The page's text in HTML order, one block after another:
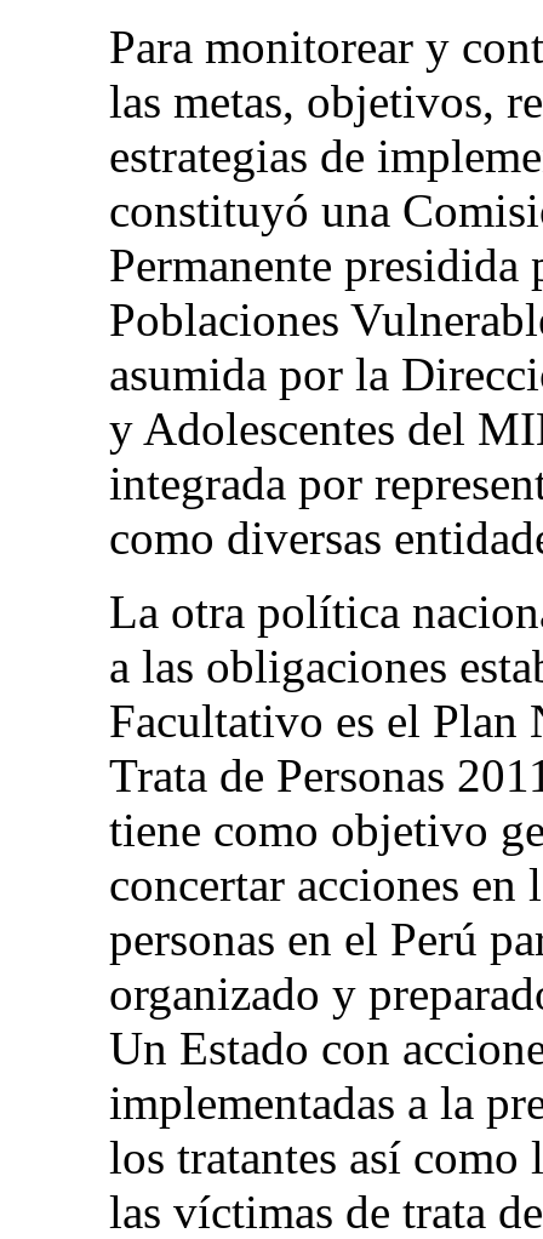
Para monitorear y
las metas, objetivos,
estrategias de
constituyó una
Permanente
Poblaciones
asumida por la
y Adolescentes del
integrada por
como diversas
La otra política
a las obligaciones
Facultativo es el Plan
Trata de Personas
tiene como objetivo
concertar acciones en
personas en el Perú
organizado y
Un Estado con
implementadas a la
los tratantes así como
las víctimas de trata